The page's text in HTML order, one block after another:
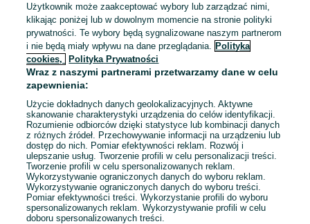
Kontynuuj przez konto Google
LUB
E-mail
Hasło
Użytkownik może zaakceptować wybory lub zarządzać nimi,
klikając poniżej lub w dowolnym momencie na stronie polityki
prywatności. Te wybory będą sygnalizowane naszym partnerom
i nie będą miały wpływu na dane przeglądania.
Polityka
cookies,
Polityka Prywatności
Wraz z naszymi partnerami przetwarzamy dane w celu
zapewnienia:
Użycie dokładnych danych geolokalizacyjnych. Aktywne
skanowanie charakterystyki urządzenia do celów identyfikacji.
Rozumienie odbiorców dzięki statystyce lub kombinacji danych
z różnych źródeł. Przechowywanie informacji na urządzeniu lub
dostęp do nich. Pomiar efektywności reklam. Rozwój i
ulepszanie usług. Tworzenie profili w celu personalizacji treści.
Tworzenie profili w celu spersonalizowanych reklam.
Wykorzystywanie ograniczonych danych do wyboru reklam.
Wykorzystywanie ograniczonych danych do wyboru treści.
Pomiar efektywności treści. Wykorzystanie profili do wyboru
spersonalizowanych reklam. Wykorzystywanie profili w celu
doboru spersonalizowanych treści.